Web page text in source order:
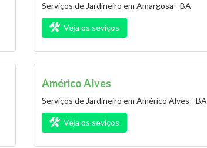
Serviços de Jardineiro em Amargosa - BA
Veja os seviços
Américo Alves
Serviços de Jardineiro em Américo Alves - BA
Veja os seviços